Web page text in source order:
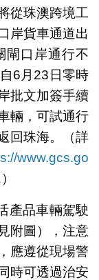
從珠澳跨境工
岸貨車通道出
閘口岸通行不
6月23日零時
批文加簽手續
輛，可試通行
回珠海。（詳
www.gcs.go
）
產品車輛駕駛
附圖），注意
應遵從現場警
時可透過治安